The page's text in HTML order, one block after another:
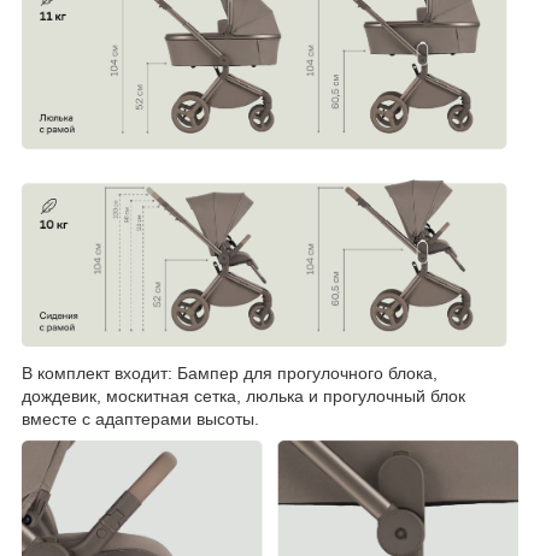
В комплект входит: Бампер для прогулочного блока,
дождевик, москитная сетка, люлька и прогулочный блок
вместе с адаптерами высоты.